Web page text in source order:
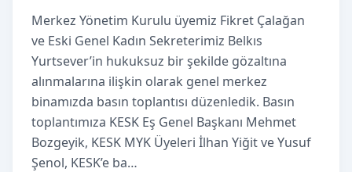
Merkez Yönetim Kurulu üyemiz Fikret Çalağan
ve Eski Genel Kadın Sekreterimiz Belkıs
Yurtsever’in hukuksuz bir şekilde gözaltına
alınmalarına ilişkin olarak genel merkez
binamızda basın toplantısı düzenledik. Basın
toplantımıza KESK Eş Genel Başkanı Mehmet
Bozgeyik, KESK MYK Üyeleri İlhan Yiğit ve Yusuf
Şenol, KESK’e ba…